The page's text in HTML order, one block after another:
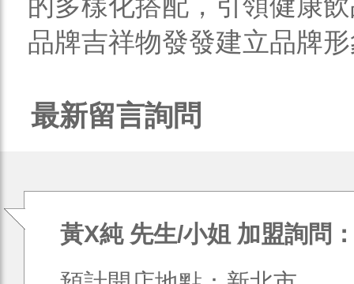
品牌吉祥物發發建立品牌
最新留言詢問
黃X純 先生/小姐 加盟詢問